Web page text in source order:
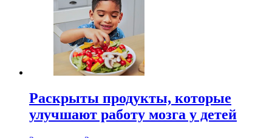
Раскрыты продукты, которые
улучшают работу мозга у детей